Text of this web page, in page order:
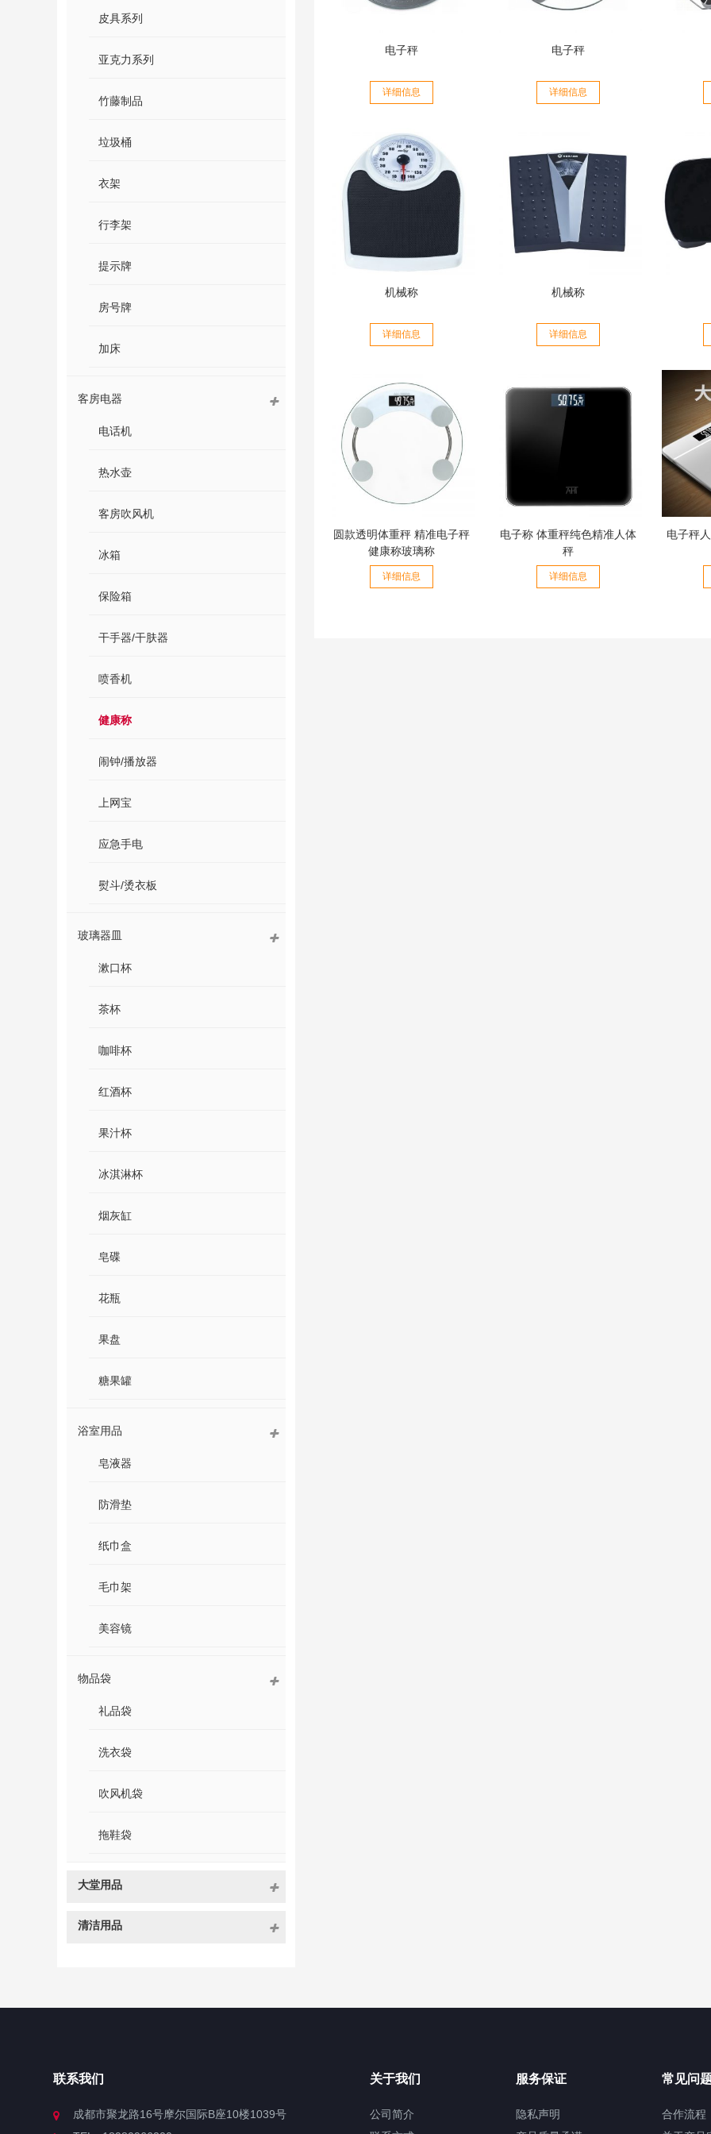
电子秤
详细信息
电子秤
详细信息
机械称
详细信息
机械称
详细信息
圆款透明体重秤 精准电子秤
健康称玻璃称
详细信息
电子称 体重秤纯色精准人体
秤
详细信息
电子秤
皮具系列
亚克力系列
竹藤制品
垃圾桶
衣架
行李架
提示牌
房号牌
加床
客房电器
电话机
热水壶
客房吹风机
冰箱
保险箱
干手器/干肤器
喷香机
健康称
闹钟/播放器
上网宝
应急手电
熨斗/烫衣板
玻璃器皿
漱口杯
茶杯
咖啡杯
红酒杯
果汁杯
冰淇淋杯
烟灰缸
皂碟
花瓶
果盘
糖果罐
浴室用品
皂液器
防滑垫
纸巾盒
毛巾架
美容镜
物品袋
礼品袋
洗衣袋
吹风机袋
拖鞋袋
大堂用品
清洁用品
联系我们
成都市聚龙路16号摩尔国际B座10楼1039号
关于我们
公司简介
服务保证
隐私声明
常见问
合作流程